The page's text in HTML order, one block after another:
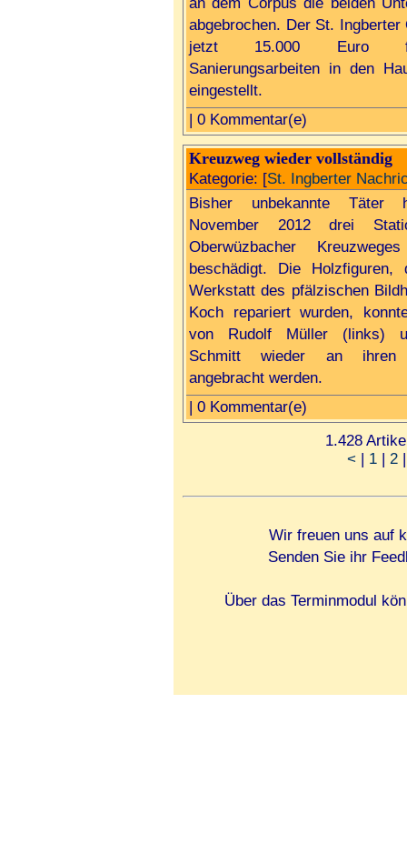
an dem Corpus die beiden
abgebrochen. Der St. Ingberter
jetzt 15.000 Euro
Sanierungsarbeiten in den
eingestellt.
| 0 Kommentar(e)
Kreuzweg wieder vollständig
Kategorie: [St. Ingberter
Bisher unbekannte Täter
November 2012 drei
Oberwüzbacher
beschädigt. Die
Werkstatt des pfälzischen
Koch repariert wurden,
von Rudolf Müller (links)
Schmitt wieder an ihren
angebracht werden.
| 0 Kommentar(e)
1.428
<
1| 2
Wir freuen uns auf
Senden Sie ihr
Über das Terminmodul